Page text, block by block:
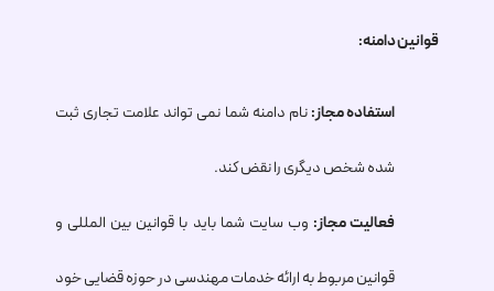
قوانین دامنه:
استفاده مجاز:نام دامنه شما نمی تواند علامت تجاری ثبت
شده شخص دیگری را نقض کند.
فعالیت مجاز: وب سایت شما باید با قوانین بین المللی و
قوانین مربوط به ارائه خدمات مهندسی در حوزه قضایی خود